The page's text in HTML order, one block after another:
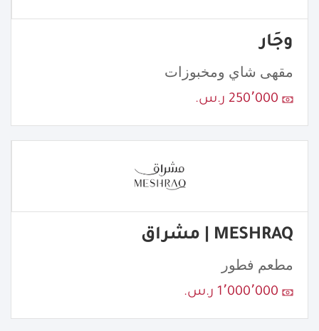
وجَار
مقهى شاي ومخبوزات
250٬000 ر.س.
MESHRAQ | مشراق
مطعم فطور
1٬000٬000 ر.س.